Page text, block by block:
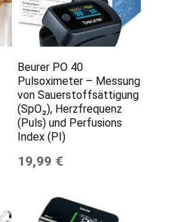
Beurer PO 40
Pulsoximeter – Messung
von Sauerstoffsättigung
(SpO₂), Herzfrequenz
(Puls) und Perfusions
Index (PI)
19,99 €